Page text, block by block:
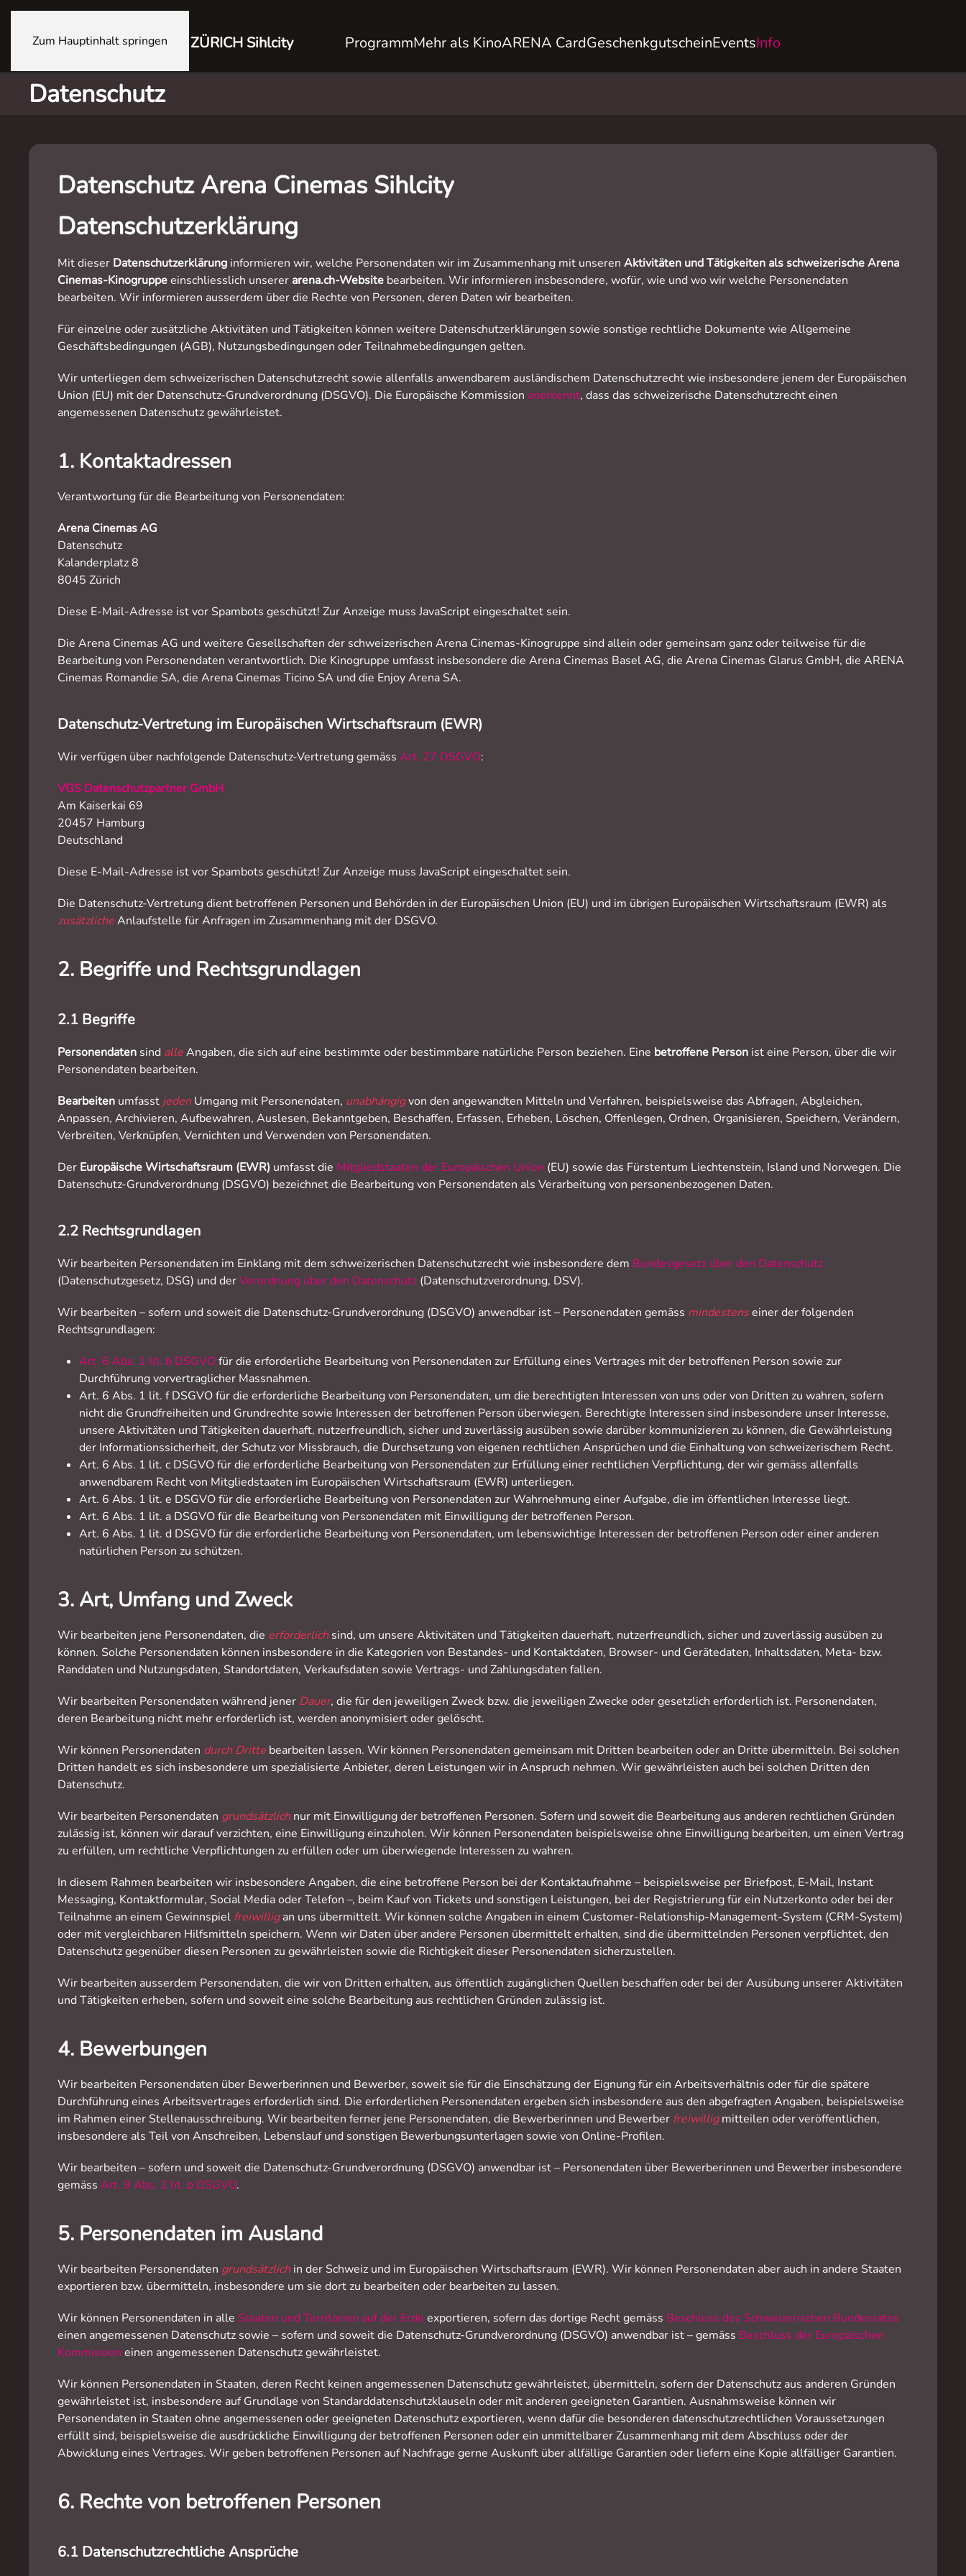
Zum Hauptinhalt springen ZÜRICH Sihlcity ProgrammMehr als KinoARENA CardGeschenkgutscheinEventsInfo
Datenschutz
Datenschutz Arena Cinemas Sihlcity
Datenschutzerklärung
Mit dieser Datenschutzerklärung informieren wir, welche Personendaten wir im Zusammenhang mit unseren Aktivitäten und Tätigkeiten als schweizerische Arena
Cinemas-Kinogruppeeinschliesslich unserer arena.ch-Website bearbeiten. Wir informieren insbesondere, wofür, wie und wo wir welche Personendaten
bearbeiten. Wir informieren ausserdem über die Rechte von Personen, deren Daten wir bearbeiten.
Für einzelne oder zusätzliche Aktivitäten und Tätigkeiten können weitere Datenschutzerklärungen sowie sonstige rechtliche Dokumente wie Allgemeine
Geschäftsbedingungen (AGB), Nutzungsbedingungen oder Teilnahmebedingungen gelten.
Wir unterliegen dem schweizerischen Datenschutzrecht sowie allenfalls anwendbarem ausländischem Datenschutzrecht wie insbesondere jenem der Europäischen
Union (EU) mit der Datenschutz-Grundverordnung (DSGVO). Die Europäische Kommission anerkennt, dass das schweizerische Datenschutzrecht einen
angemessenen Datenschutz gewährleistet.
1. Kontaktadressen
Verantwortung für die Bearbeitung von Personendaten:
Arena Cinemas AG
Datenschutz
Kalanderplatz 8
8045 Zürich
Diese E-Mail-Adresse ist vor Spambots geschützt! Zur Anzeige muss JavaScript eingeschaltet sein.
Die Arena Cinemas AG und weitere Gesellschaften der schweizerischen Arena Cinemas-Kinogruppe sind allein oder gemeinsam ganz oder teilweise für die
Bearbeitung von Personendaten verantwortlich. Die Kinogruppe umfasst insbesondere die Arena Cinemas Basel AG, die Arena Cinemas Glarus GmbH, die ARENA
Cinemas Romandie SA, die Arena Cinemas Ticino SA und die Enjoy Arena SA.
Datenschutz-Vertretung im Europäischen Wirtschaftsraum (EWR)
Wir verfügen über nachfolgende Datenschutz-Vertretung gemäss Art. 27 DSGVO:
VGS Datenschutzpartner GmbH
Am Kaiserkai 69
20457 Hamburg
Deutschland
Diese E-Mail-Adresse ist vor Spambots geschützt! Zur Anzeige muss JavaScript eingeschaltet sein.
Die Datenschutz-Vertretung dient betroffenen Personen und Behörden in der Europäischen Union (EU) und im übrigen Europäischen Wirtschaftsraum (EWR) als
zusätzlicheAnlaufstelle für Anfragen im Zusammenhang mit der DSGVO.
2. Begriffe und Rechtsgrundlagen
2.1 Begriffe
Personendaten sind alleAngaben, die sich auf eine bestimmte oder bestimmbare natürliche Person beziehen. Eine betroffene Person ist eine Person, über die wir
Personendaten bearbeiten.
Bearbeiten umfasst jedenUmgang mit Personendaten, unabhängigvon den angewandten Mitteln und Verfahren, beispielsweise das Abfragen, Abgleichen,
Anpassen, Archivieren, Aufbewahren, Auslesen, Bekanntgeben, Beschaffen, Erfassen, Erheben, Löschen, Offenlegen, Ordnen, Organisieren, Speichern, Verändern,
Verbreiten, Verknüpfen, Vernichten und Verwenden von Personendaten.
Der Europäische Wirtschaftsraum (EWR) umfasst die Mitgliedstaaten der Europäischen Union (EU) sowie das Fürstentum Liechtenstein, Island und Norwegen. Die
Datenschutz-Grundverordnung (DSGVO) bezeichnet die Bearbeitung von Personendaten als Verarbeitung von personenbezogenen Daten.
2.2 Rechtsgrundlagen
Wir bearbeiten Personendaten im Einklang mit dem schweizerischen Datenschutzrecht wie insbesondere dem Bundesgesetz über den Datenschutz
(Datenschutzgesetz, DSG) und derVerordnung über den Datenschutz (Datenschutzverordnung, DSV).
Wir bearbeiten – sofern und soweit die Datenschutz-Grundverordnung (DSGVO) anwendbar ist – Personendaten gemäss mindestenseiner der folgenden
Rechtsgrundlagen:
Art. 6 Abs. 1 lit. b DSGVOfür die erforderliche Bearbeitung von Personendaten zur Erfüllung eines Vertrages mit der betroffenen Person sowie zur
Durchführung vorvertraglicher Massnahmen.
Art. 6 Abs. 1 lit. f DSGVO für die erforderliche Bearbeitung von Personendaten, um die berechtigten Interessen von uns oder von Dritten zu wahren, sofern
nicht die Grundfreiheiten und Grundrechte sowie Interessen der betroffenen Person überwiegen. Berechtigte Interessen sind insbesondere unser Interesse,
unsere Aktivitäten und Tätigkeiten dauerhaft, nutzerfreundlich, sicher und zuverlässig ausüben sowie darüber kommunizieren zu können, die Gewährleistung
der Informationssicherheit, der Schutz vor Missbrauch, die Durchsetzung von eigenen rechtlichen Ansprüchen und die Einhaltung von schweizerischem Recht.
Art. 6 Abs. 1 lit. c DSGVO für die erforderliche Bearbeitung von Personendaten zur Erfüllung einer rechtlichen Verpflichtung, der wir gemäss allenfalls
anwendbarem Recht von Mitgliedstaaten im Europäischen Wirtschaftsraum (EWR) unterliegen.
Art. 6 Abs. 1 lit. e DSGVO für die erforderliche Bearbeitung von Personendaten zur Wahrnehmung einer Aufgabe, die im öffentlichen Interesse liegt.
Art. 6 Abs. 1 lit. a DSGVO für die Bearbeitung von Personendaten mit Einwilligung der betroffenen Person.
Art. 6 Abs. 1 lit. d DSGVO für die erforderliche Bearbeitung von Personendaten, um lebenswichtige Interessen der betroffenen Person oder einer anderen
natürlichen Person zu schützen.
3. Art, Umfang und Zweck
Wir bearbeiten jene Personendaten, die erforderlichsind, um unsere Aktivitäten und Tätigkeiten dauerhaft, nutzerfreundlich, sicher und zuverlässig ausüben zu
können. Solche Personendaten können insbesondere in die Kategorien von Bestandes- und Kontaktdaten, Browser- und Gerätedaten, Inhaltsdaten, Meta- bzw.
Randdaten und Nutzungsdaten, Standortdaten, Verkaufsdaten sowie Vertrags- und Zahlungsdaten fallen.
Wir bearbeiten Personendaten während jener Dauer, die für den jeweiligen Zweck bzw. die jeweiligen Zwecke oder gesetzlich erforderlich ist. Personendaten,
deren Bearbeitung nicht mehr erforderlich ist, werden anonymisiert oder gelöscht.
Wir können Personendaten durch Dritte bearbeiten lassen. Wir können Personendaten gemeinsam mit Dritten bearbeiten oder an Dritte übermitteln. Bei solchen
Dritten handelt es sich insbesondere um spezialisierte Anbieter, deren Leistungen wir in Anspruch nehmen. Wir gewährleisten auch bei solchen Dritten den
Datenschutz.
Wir bearbeiten Personendaten grundsätzlichnur mit Einwilligung der betroffenen Personen. Sofern und soweit die Bearbeitung aus anderen rechtlichen Gründen
zulässig ist, können wir darauf verzichten, eine Einwilligung einzuholen. Wir können Personendaten beispielsweise ohne Einwilligung bearbeiten, um einen Vertrag
zu erfüllen, um rechtliche Verpflichtungen zu erfüllen oder um überwiegende Interessen zu wahren.
In diesem Rahmen bearbeiten wir insbesondere Angaben, die eine betroffene Person bei der Kontaktaufnahme – beispielsweise per Briefpost, E-Mail, Instant
Messaging, Kontaktformular, Social Media oder Telefon –, beim Kauf von Tickets und sonstigen Leistungen, bei der Registrierung für ein Nutzerkonto oder bei der
Teilnahme an einem Gewinnspiel freiwilligan uns übermittelt. Wir können solche Angaben in einem Customer-Relationship-Management-System (CRM-System)
oder mit vergleichbaren Hilfsmitteln speichern. Wenn wir Daten über andere Personen übermittelt erhalten, sind die übermittelnden Personen verpflichtet, den
Datenschutz gegenüber diesen Personen zu gewährleisten sowie die Richtigkeit dieser Personendaten sicherzustellen.
Wir bearbeiten ausserdem Personendaten, die wir von Dritten erhalten, aus öffentlich zugänglichen Quellen beschaffen oder bei der Ausübung unserer Aktivitäten
und Tätigkeiten erheben, sofern und soweit eine solche Bearbeitung aus rechtlichen Gründen zulässig ist.
4. Bewerbungen
Wir bearbeiten Personendaten über Bewerberinnen und Bewerber, soweit sie für die Einschätzung der Eignung für ein Arbeitsverhältnis oder für die spätere
Durchführung eines Arbeitsvertrages erforderlich sind. Die erforderlichen Personendaten ergeben sich insbesondere aus den abgefragten Angaben, beispielsweise
im Rahmen einer Stellenausschreibung. Wir bearbeiten ferner jene Personendaten, die Bewerberinnen und Bewerber freiwilligmitteilen oder veröffentlichen,
insbesondere als Teil von Anschreiben, Lebenslauf und sonstigen Bewerbungsunterlagen sowie von Online-Profilen.
Wir bearbeiten – sofern und soweit die Datenschutz-Grundverordnung (DSGVO) anwendbar ist – Personendaten über Bewerberinnen und Bewerber insbesondere
gemäss Art. 9 Abs. 2 lit. b DSGVO.
5. Personendaten im Ausland
Wir bearbeiten Personendaten grundsätzlichin der Schweiz und im Europäischen Wirtschafts­raum (EWR). Wir können Personendaten aber auch in andere Staaten
exportieren bzw. übermitteln, insbesondere um sie dort zu bearbeiten oder bearbeiten zu lassen.
Wir können Personendaten in alle Staaten und Territorien auf der Erde exportieren, sofern das dortige Recht gemäss Beschluss des Schweizerischen Bundesrates
einen angemessenen Datenschutz sowie – sofern und soweit die Datenschutz-Grundverordnung (DSGVO) anwendbar ist – gemäss Beschluss der Europäischen
Kommission einen angemessenen Datenschutz gewährleistet.
Wir können Personendaten in Staaten, deren Recht keinen angemessenen Datenschutz gewährleistet, übermitteln, sofern der Datenschutz aus anderen Gründen
gewährleistet ist, insbesondere auf Grundlage von Standard­datenschutzklauseln oder mit anderen geeigneten Garantien. Ausnahmsweise können wir
Personendaten in Staaten ohne angemessenen oder geeigneten Datenschutz exportieren, wenn dafür die besonderen datenschutzrechtlichen Voraussetzungen
erfüllt sind, beispielsweise die ausdrückliche Einwilligung der betroffenen Personen oder ein unmittelbarer Zusammenhang mit dem Abschluss oder der
Abwicklung eines Vertrages. Wir geben betroffenen Personen auf Nachfrage gerne Auskunft über allfällige Garantien oder liefern eine Kopie allfälliger Garantien.
6. Rechte von betroffenen Personen
6.1 Datenschutzrechtliche Ansprüche